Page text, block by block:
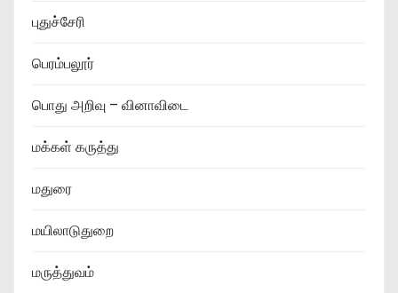
புதுச்சேரி
பெரம்பலூர்
பொது அறிவு – வினாவிடை
மக்கள் கருத்து
மதுரை
மயிலாடுதுறை
மருத்துவம்